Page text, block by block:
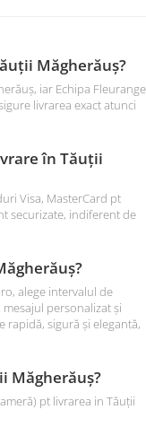
Măgherăuș?
iar Echipa Fleurange
livrarea exact atunci
în Tăuții
Visa, MasterCard pt
securizate, indiferent de
alege intervalul de
personalizat și
rapidă, sigură și elegantă,
Măgherăuș?
pt livrarea in Tăuții